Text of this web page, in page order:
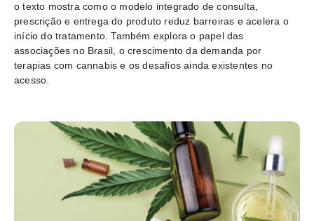
o texto mostra como o modelo integrado de consulta,
prescrição e entrega do produto reduz barreiras e acelera o
início do tratamento. Também explora o papel das
associações no Brasil, o crescimento da demanda por
terapias com cannabis e os desafios ainda existentes no
acesso.